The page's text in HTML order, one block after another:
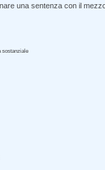
una sentenza con il
sostanziale